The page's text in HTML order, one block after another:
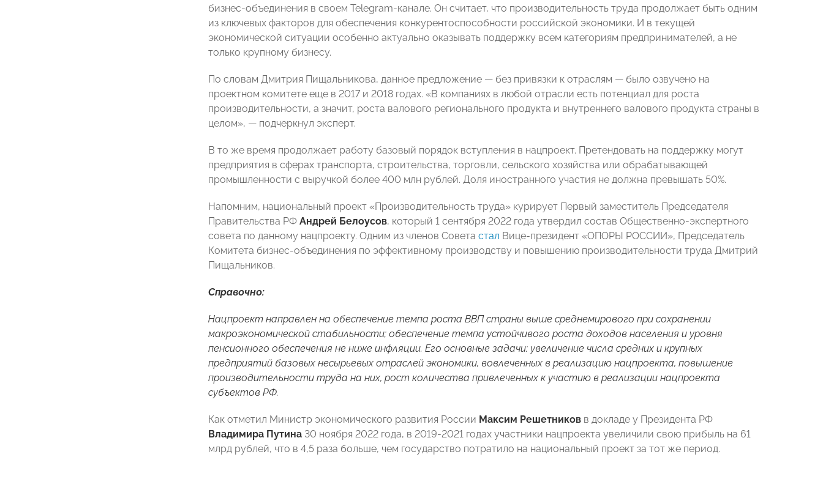
бизнес-объединения в своем Telegram-канале. Он считает, что производительность труда продолжает быть одним
из ключевых факторов для обеспечения конкурентоспособности российской экономики. И в текущей
экономической ситуации особенно актуально оказывать поддержку всем категориям предпринимателей, а не
только крупному бизнесу.
По словам Дмитрия Пищальникова, данное предложение — без привязки к отраслям — было озвучено на
проектном комитете еще в 2017 и 2018 годах. «В компаниях в любой отрасли есть потенциал для роста
производительности, а значит, роста валового регионального продукта и внутреннего валового продукта страны в
целом», — подчеркнул эксперт.
В то же время продолжает работу базовый порядок вступления в нацпроект. Претендовать на поддержку могут
предприятия в сферах транспорта, строительства, торговли, сельского хозяйства или обрабатывающей
промышленности с выручкой более 400 млн рублей. Доля иностранного участия не должна превышать 50%.
Напомним, национальный проект «Производительность труда» курирует Первый заместитель Председателя
Правительства РФ Андрей Белоусов, который 1 сентября 2022 года утвердил состав Общественно-экспертного
совета по данному нацпроекту. Одним из членов Совета стал Вице-президент «ОПОРЫ РОССИИ», Председатель
Комитета бизнес-объединения по эффективному производству и повышению производительности труда Дмитрий
Пищальников.
Справочно:
Нацпроект направлен на обеспечение темпа роста ВВП страны выше среднемирового при сохранении
макроэкономической стабильности; обеспечение темпа устойчивого роста доходов населения и уровня
пенсионного обеспечения не ниже инфляции. Его основные задачи: увеличение числа средних и крупных
предприятий базовых несырьевых отраслей экономики, вовлеченных в реализацию нацпроекта, повышение
производительности труда на них, рост количества привлеченных к участию в реализации нацпроекта
субъектов РФ.
Как отметил Министр экономического развития России Максим Решетников в докладе у Президента РФ
Владимира Путина 30 ноября 2022 года, в 2019-2021 годах участники нацпроекта увеличили свою прибыль на 61
млрд рублей, что в 4,5 раза больше, чем государство потратило на национальный проект за тот же период.